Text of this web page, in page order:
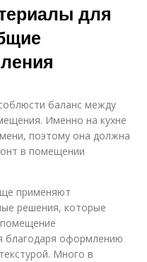
для
баланс между
Именно на кухне
поэтому она должна
в помещении
применяют
решения, которые
благодаря оформлению
Много в